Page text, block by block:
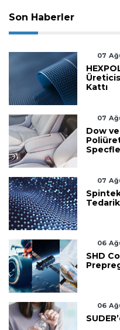
Son Haberler
07
Kattı
07
Dow
07
06
SHD
06